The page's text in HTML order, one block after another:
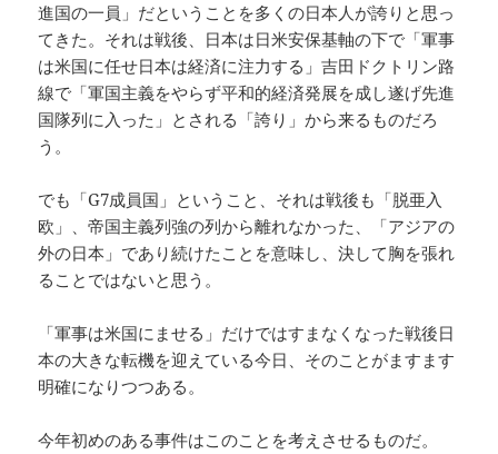
進国の一員」だということを多くの日本人が誇りと思っ
てきた。それは戦後、日本は日米安保基軸の下で「軍事
は米国に任せ日本は経済に注力する」吉田ドクトリン路
線で「軍国主義をやらず平和的経済発展を成し遂げ先進
国隊列に入った」とされる「誇り」から来るものだろ
う。
でも「G7成員国」ということ、それは戦後も「脱亜入
欧」、帝国主義列強の列から離れなかった、「アジアの
外の日本」であり続けたことを意味し、決して胸を張れ
ることではないと思う。
「軍事は米国にませる」だけではすまなくなった戦後日
本の大きな転機を迎えている今日、そのことがますます
明確になりつつある。
今年初めのある事件はこのことを考えさせるものだ。